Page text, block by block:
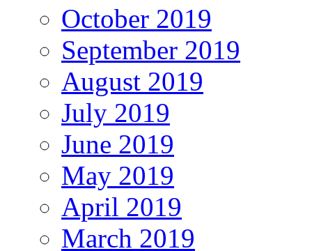
October 2019
September 2019
August 2019
July 2019
June 2019
May 2019
April 2019
March 2019